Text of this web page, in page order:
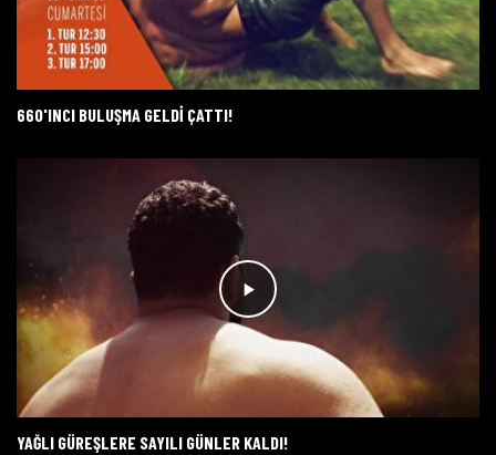
660'INCI BULUŞMA GELDI ÇATTI!
YAĞLI GÜREŞLERE SAYILI GÜNLER KALDI!